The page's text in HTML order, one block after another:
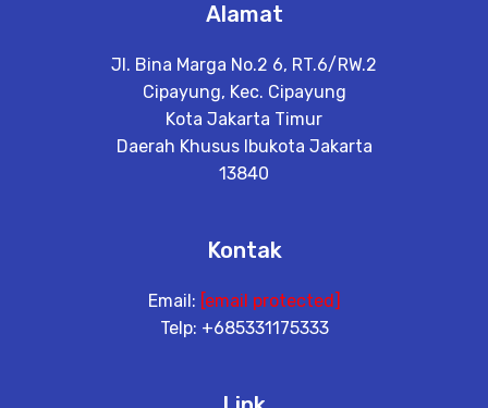
Alamat
Jl. Bina Marga No.2 6, RT.6/RW.2
Cipayung, Kec. Cipayung
Kota Jakarta Timur
Daerah Khusus Ibukota Jakarta
13840
Kontak
Email: [email protected]
Telp: +685331175333